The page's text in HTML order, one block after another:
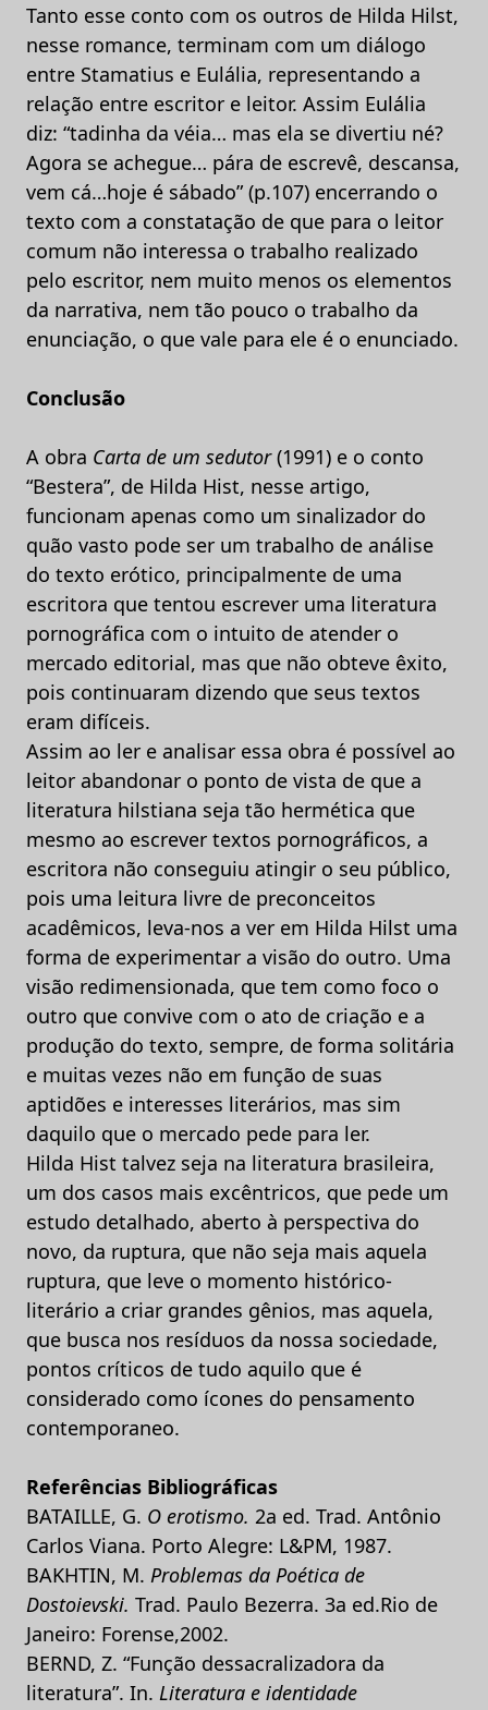
Tanto esse conto com os outros de Hilda Hilst,
nesse romance, terminam com um diálogo
entre Stamatius e Eulália, representando a
relação entre escritor e leitor. Assim Eulália
diz: “tadinha da véia… mas ela se divertiu né?
Agora se achegue… pára de escrevê, descansa,
vem cá…hoje é sábado” (p.107) encerrando o
texto com a constatação de que para o leitor
comum não interessa o trabalho realizado
pelo escritor, nem muito menos os elementos
da narrativa, nem tão pouco o trabalho da
enunciação, o que vale para ele é o enunciado.
Conclusão
A obra Carta de um sedutor(1991) e o conto
“Bestera”, de Hilda Hist, nesse artigo,
funcionam apenas como um sinalizador do
quão vasto pode ser um trabalho de análise
do texto erótico, principalmente de uma
escritora que tentou escrever uma literatura
pornográfica com o intuito de atender o
mercado editorial, mas que não obteve êxito,
pois continuaram dizendo que seus textos
eram difíceis.
Assim ao ler e analisar essa obra é possível ao
leitor abandonar o ponto de vista de que a
literatura hilstiana seja tão hermética que
mesmo ao escrever textos pornográficos, a
escritora não conseguiu atingir o seu público,
pois uma leitura livre de preconceitos
acadêmicos, leva-nos a ver em Hilda Hilst uma
forma de experimentar a visão do outro. Uma
visão redimensionada, que tem como foco o
outro que convive com o ato de criação e a
produção do texto, sempre, de forma solitária
e muitas vezes não em função de suas
aptidões e interesses literários, mas sim
daquilo que o mercado pede para ler.
Hilda Hist talvez seja na literatura brasileira,
um dos casos mais excêntricos, que pede um
estudo detalhado, aberto à perspectiva do
novo, da ruptura, que não seja mais aquela
ruptura, que leve o momento histórico-
literário a criar grandes gênios, mas aquela,
que busca nos resíduos da nossa sociedade,
pontos críticos de tudo aquilo que é
considerado como ícones do pensamento
contemporaneo.
Referências Bibliográficas
BATAILLE, G. O erotismo. 2a ed. Trad. Antônio
Carlos Viana. Porto Alegre: L&PM, 1987.
BAKHTIN, M. Problemas da Poética de
Dostoievski. Trad. Paulo Bezerra. 3a ed.Rio de
Janeiro: Forense,2002.
BERND, Z. “Função dessacralizadora da
literatura”. In. Literatura e identidade